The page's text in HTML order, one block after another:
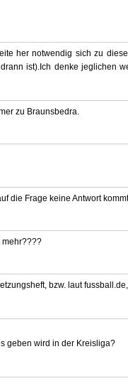
her notwendig sich zu
ist).Ich denke jeglichen
zu Braunsbedra.
die Frage keine Antwort
mehr????
bzw. laut
geben wird in der Kreisliga?